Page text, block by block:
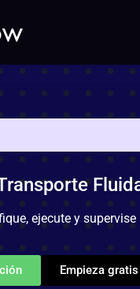
ejecute y
Empieza gratis